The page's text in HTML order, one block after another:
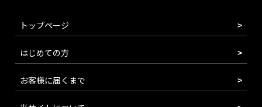
トップページ
はじめての方
お客様に届くまで